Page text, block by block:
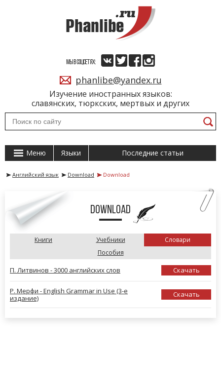
Изучение иностранных языков:
славянских, тюркских, мертвых и других
МЫ В СОЦСЕТЯХ:
phanlibe@yandex.ru
Меню Языки Последние статьи
Английский язык Download Download
Download
Книги Учебники
Словари
Пособия
П. Литвинов - 3000 английских слов Скачать
Р. Мерфи - English Grammar in Use (3-е
издание)
Скачать